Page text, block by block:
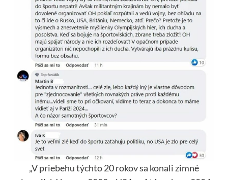
„V priebehu týchto 20 rokov sa konali zimné